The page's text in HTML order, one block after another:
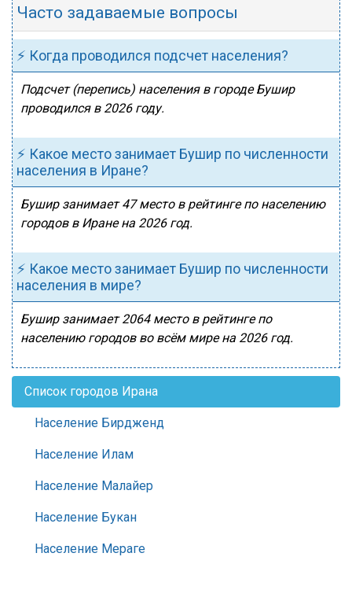
Часто задаваемые вопросы
⚡ Когда проводился подсчет населения?
Подсчет (перепись) населения в городе Бушир
проводился в 2026 году.
⚡ Какое место занимает Бушир по численности
населения в Иране?
Бушир занимает 47 место в рейтинге по населению
городов в Иране на 2026 год.
⚡ Какое место занимает Бушир по численности
населения в мире?
Бушир занимает 2064 место в рейтинге по
населению городов во всём мире на 2026 год.
Список городов Ирана
Население Бирдженд
Население Илам
Население Малайер
Население Букан
Население Мераге